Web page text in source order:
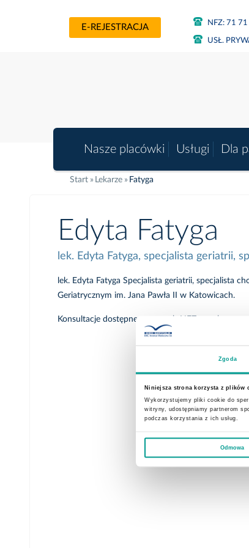
Zgoda
Niniejsza strona korzysta z plików
Wykorzystujemy pliki cookie do
witryny, udostępniamy partnerom
podczas korzystania z ich usług.
Odmowa
E-REJESTRACJA NFZ: 71
USŁ.
Nasze placówki Usługi Dla
Start Lekarze Fatyga
Edyta Fatyga
lek. Edyta Fatyga, specjalista geriatrii,
lek. Edyta Fatyga Specjalista geriatrii, specjalista
Geriatrycznym im. Jana Pawła II w Katowicach.
Konsultacje dostępne w ramach NFZ oraz